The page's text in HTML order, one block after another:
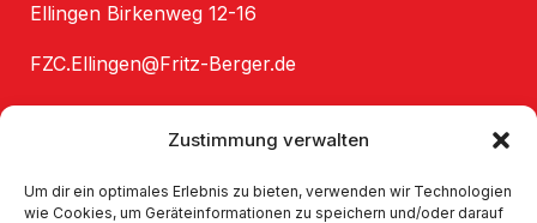
Zustimmung verwalten
Um dir ein optimales Erlebnis zu bieten, verwenden wir Technologien
wie Cookies, um Geräteinformationen zu speichern und/oder darauf
Ellingen Birkenweg 12-16
FZC.Ellingen@Fritz-Berger.de
Sa 10:00-13:00 (14:00*)